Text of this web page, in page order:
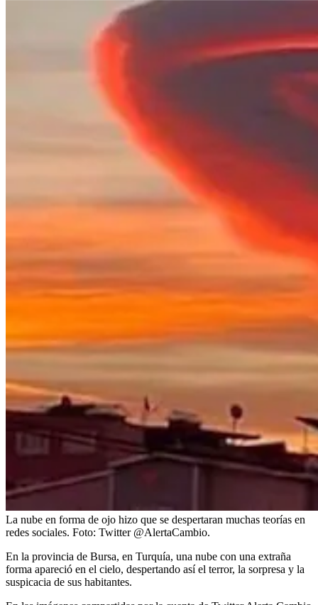
La nube en forma de ojo hizo que se despertaran muchas teorías en
redes sociales. Foto: Twitter @AlertaCambio.
En la provincia de Bursa, en Turquía, una nube con una extraña
forma apareció en el cielo, despertando así el terror, la sorpresa y la
suspicacia de sus habitantes.